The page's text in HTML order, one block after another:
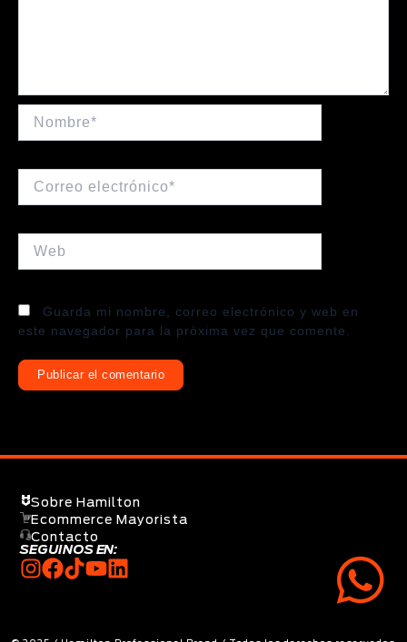
electrónico*
Guarda mi nombre, correo electrónico y web en
este navegador para la próxima vez que comente.
Sobre Hamilton
Ecommerce Mayorista
Contacto
SEGUINOS EN: